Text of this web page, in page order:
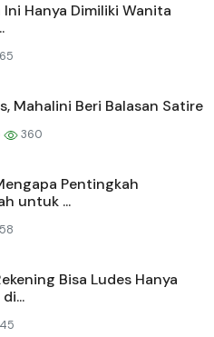
Ini Hanya Dimiliki Wanita
Mahalini Beri Balasan Satire
360
Pentingkah
untuk ...
Bisa Ludes Hanya